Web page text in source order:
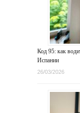
Код 95: как
Испании
26/03/2026